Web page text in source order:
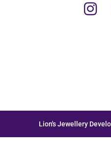
Lion's Jewellery